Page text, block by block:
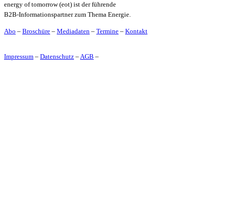
energy of tomorrow (eot) ist der führende
B2B-Informationspartner zum Thema Energie.
Abo – Broschüre – Mediadaten – Termine – Kontakt
Impressum – Datenschutz –AGB –